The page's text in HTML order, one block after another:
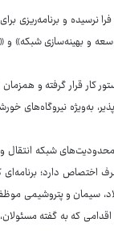
و برنامه‌ریزی برای
تولید»، «توسعه و
کار قرار گرفته و
بیش از ۴۵۰۰ مگاوات ظرفیت
شبکه انتقال
دارد؛ برنامه‌ای
سیمان و پتروشیمی
اقدامی که به گفته